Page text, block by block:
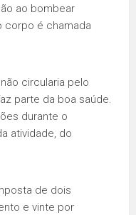
ao bombear
corpo é chamada
circularia pelo
parte da boa saúde.
durante o
atividade, do
de dois
e vinte por